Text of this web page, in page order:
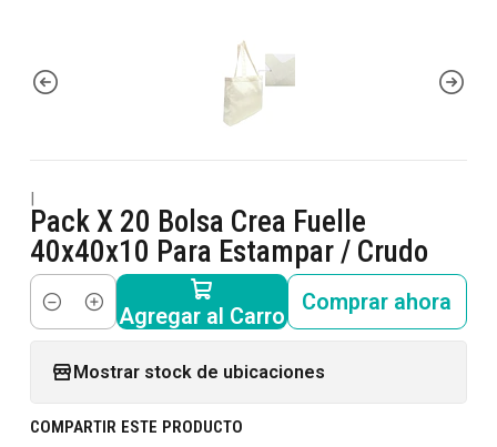
|
Pack X 20 Bolsa Crea Fuelle
40x40x10 Para Estampar / Crudo
Cantidad Agregar al Carro
Comprar ahora
Mostrar stock de ubicaciones
COMPARTIR ESTE PRODUCTO